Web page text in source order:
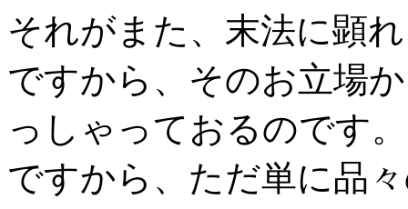
それがまた、末法に顕
ですから、そのお立場
っしゃっておるのです。
ですから、ただ単に品